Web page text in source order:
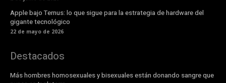
Apple bajo Ternus: lo que sigue para la estrategia de hardware del
gigante tecnológico
22 de mayo de 2026
Destacados
Más hombres homosexuales y bisexuales están donando sangre que